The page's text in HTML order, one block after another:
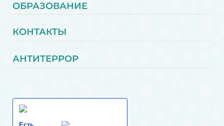
ОБРАЗОВАНИЕ
КОНТАКТЫ
АНТИТЕРРОР